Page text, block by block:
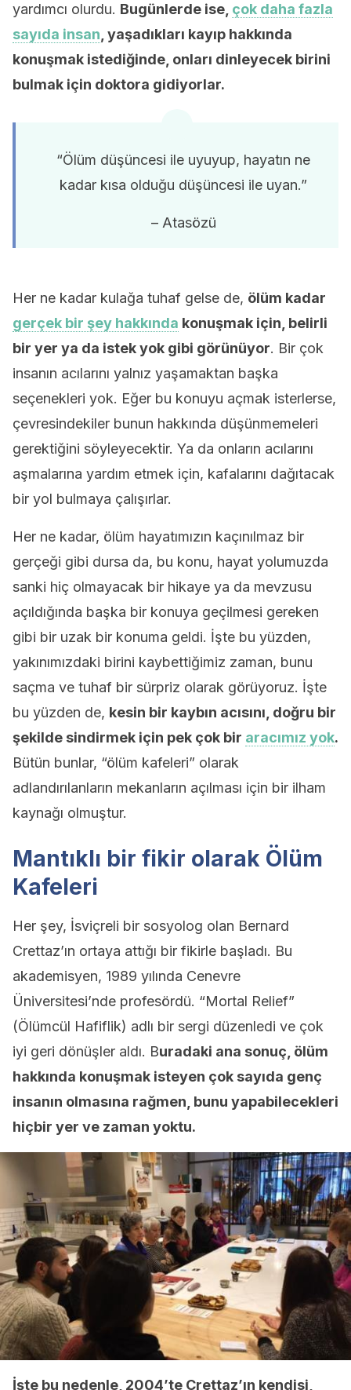
yardımcı olurdu. Bugünlerde ise, çok daha fazla
sayıda insan , yaşadıkları kayıp hakkında
konuşmak istediğinde, onları dinleyecek birini
bulmak için doktora gidiyorlar.
“Ölüm düşüncesi ile uyuyup, hayatın ne
kadar kısa olduğu düşüncesi ile uyan.”
– Atasözü
Her ne kadar kulağa tuhaf gelse de, ölüm kadar
gerçek bir şey hakkında konuşmak için, belirli
bir yer ya da istek yok gibi görünüyor. Bir çok
insanın acılarını yalnız yaşamaktan başka
seçenekleri yok. Eğer bu konuyu açmak isterlerse,
çevresindekiler bunun hakkında düşünmemeleri
gerektiğini söyleyecektir. Ya da onların acılarını
aşmalarına yardım etmek için, kafalarını dağıtacak
bir yol bulmaya çalışırlar.
Her ne kadar, ölüm hayatımızın kaçınılmaz bir
gerçeği gibi dursa da, bu konu, hayat yolumuzda
sanki hiç olmayacak bir hikaye ya da mevzusu
açıldığında başka bir konuya geçilmesi gereken
gibi bir uzak bir konuma geldi. İşte bu yüzden,
yakınımızdaki birini kaybettiğimiz zaman, bunu
saçma ve tuhaf bir sürpriz olarak görüyoruz. İşte
bu yüzden de, kesin bir kaybın acısını, doğru bir
şekilde sindirmek için pek çok bir aracımız yok.
Bütün bunlar, “ölüm kafeleri” olarak
adlandırılanların mekanların açılması için bir ilham
kaynağı olmuştur.
Mantıklı bir fikir olarak Ölüm
Kafeleri
Her şey, İsviçreli bir sosyolog olan Bernard
Crettaz’ın ortaya attığı bir fikirle başladı. Bu
akademisyen, 1989 yılında Cenevre
Üniversitesi’nde profesördü. “Mortal Relief”
(Ölümcül Hafiflik) adlı bir sergi düzenledi ve çok
iyi geri dönüşler aldı. Buradaki ana sonuç, ölüm
hakkında konuşmak isteyen çok sayıda genç
insanın olmasına rağmen, bunu yapabilecekleri
hiçbir yer ve zaman yoktu.
İşte bu nedenle, 2004’te Crettaz’ın kendisi,